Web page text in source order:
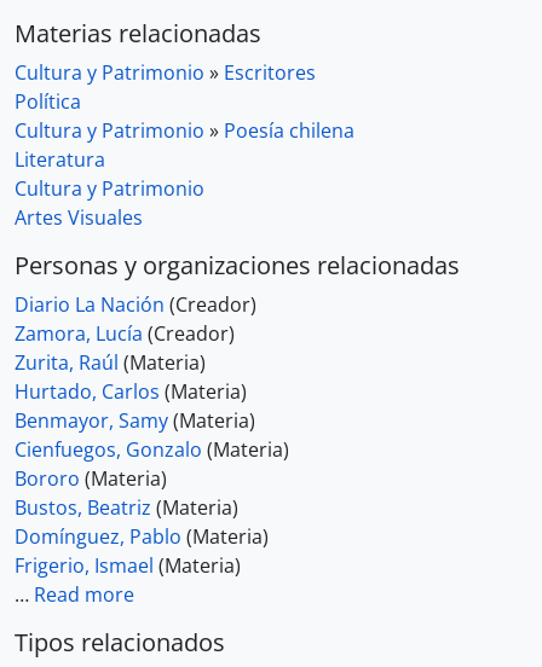
Materias relacionadas
Cultura y Patrimonio » Escritores
Política
Cultura y Patrimonio » Poesía chilena
Literatura
Cultura y Patrimonio
Artes Visuales
Personas y organizaciones relacionadas
Diario La Nación (Creador)
Zamora, Lucía (Creador)
Zurita, Raúl (Materia)
Hurtado, Carlos (Materia)
Benmayor, Samy(Materia)
Cienfuegos, Gonzalo (Materia)
Bororo (Materia)
Bustos, Beatriz (Materia)
Domínguez, Pablo (Materia)
Frigerio, Ismael (Materia)
… Read more
Tipos relacionados